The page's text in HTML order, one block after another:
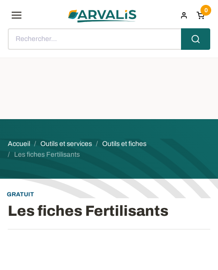
Rechercher...
0
Fil d'Ariane
Accueil Outils et services
Outils et fiches
Les fiches Fertilisants
GRATUIT
Les fiches Fertilisants